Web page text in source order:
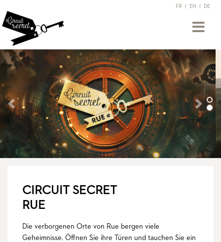
FR EN DE
Précédent
CIRCUIT SECRET
RUE
Die verborgenen Orte von Rue bergen viele
Geheimnisse. Öffnen Sie ihre Türen und tauchen Sie ein